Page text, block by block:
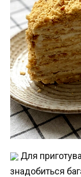
Для
знадобиться